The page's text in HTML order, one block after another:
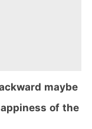
maybe
of the